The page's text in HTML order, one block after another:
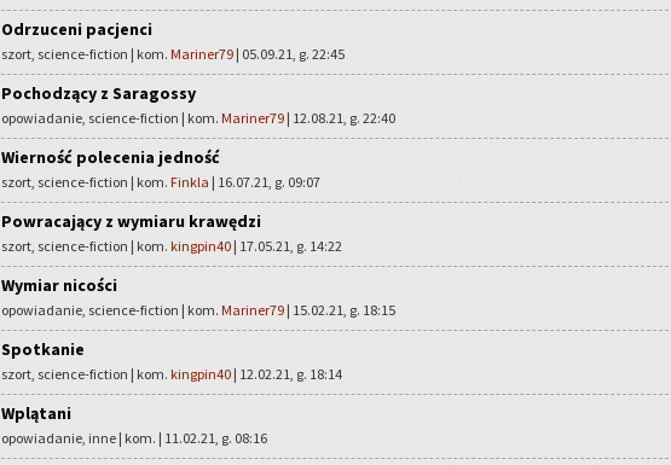
Odrzuceni pacjenci
szort, science-fiction | kom. Mariner79 | 05.09.21, g. 22:45
Pochodzący z Saragossy
opowiadanie, science-fiction | kom. Mariner79 | 12.08.21, g. 22:40
Wierność polecenia jedność
szort, science-fiction | kom. Finkla | 16.07.21, g. 09:07
Powracający z wymiaru krawędzi
szort, science-fiction | kom. kingpin40 | 17.05.21, g. 14:22
Wymiar nicości
opowiadanie, science-fiction | kom. Mariner79 | 15.02.21, g. 18:15
Spotkanie
szort, science-fiction | kom. kingpin40 | 12.02.21, g. 18:14
Wplątani
opowiadanie, inne | kom. | 11.02.21, g. 08:16